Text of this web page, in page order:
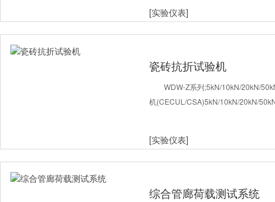
[实验仪表]
瓷砖抗折试验机
WDW-Z系列;5kN/10kN/20kN/
机(CECUL/CSA)5kN/10kN/20kN/
[实验仪表]
综合管廊荷载测试系统